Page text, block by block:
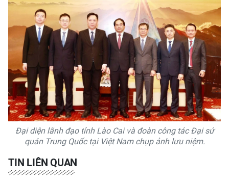
Đại diện lãnh đạo tỉnh Lào Cai và đoàn công tác Đại sứ
quán Trung Quốc tại Việt Nam chụp ảnh lưu niệm.
TIN LIÊN QUAN